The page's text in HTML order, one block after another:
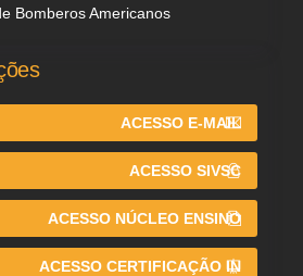
Bomberos Americanos
ACESSO E-MAIL
ACESSO SIVSC
ACESSO NÚCLEO ENSINO
ACESSO CERTIFICAÇÃO IN